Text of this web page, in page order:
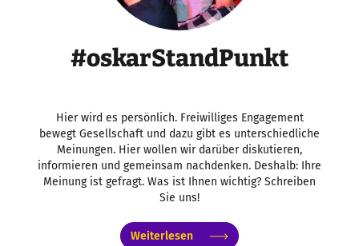
#oskarStandPunkt
Hier wird es persönlich. Freiwilliges Engagement
bewegt Gesellschaft und dazu gibt es unterschiedliche
Meinungen. Hier wollen wir darüber diskutieren,
informieren und gemeinsam nachdenken. Deshalb: Ihre
Meinung ist gefragt. Was ist Ihnen wichtig? Schreiben
Sie uns!
Weiterlesen